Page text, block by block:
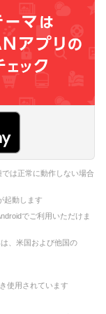
は正常に動作しない場合
起動します
でご利用いただけま
、米国および他国の
使用されています